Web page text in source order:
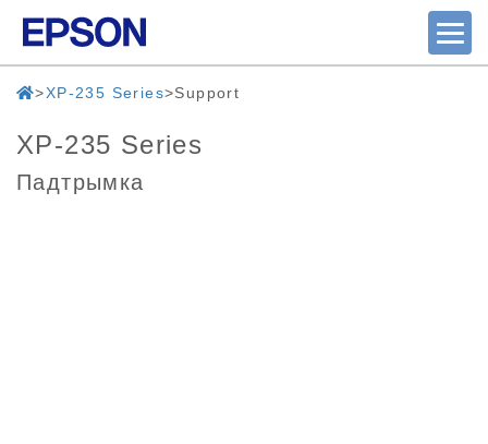
XP-235 Series Support
XP-235 Series
Падтрымка